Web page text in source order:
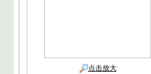
点击放大